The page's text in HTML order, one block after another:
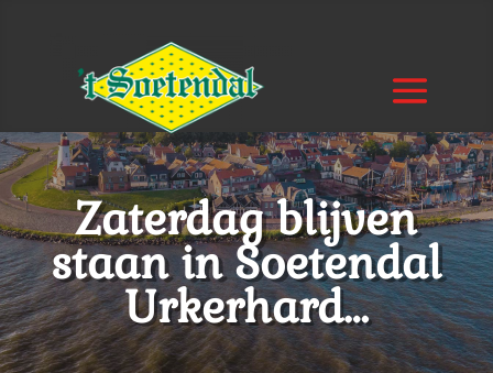
Zaterdag blijven
staan in Soetendal
Urkerhard…